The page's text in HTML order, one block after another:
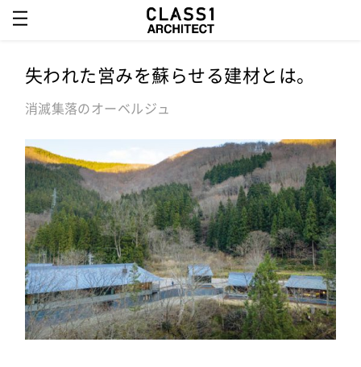
失われた営みを蘇らせる建材とは。
消滅集落のオーベルジュ